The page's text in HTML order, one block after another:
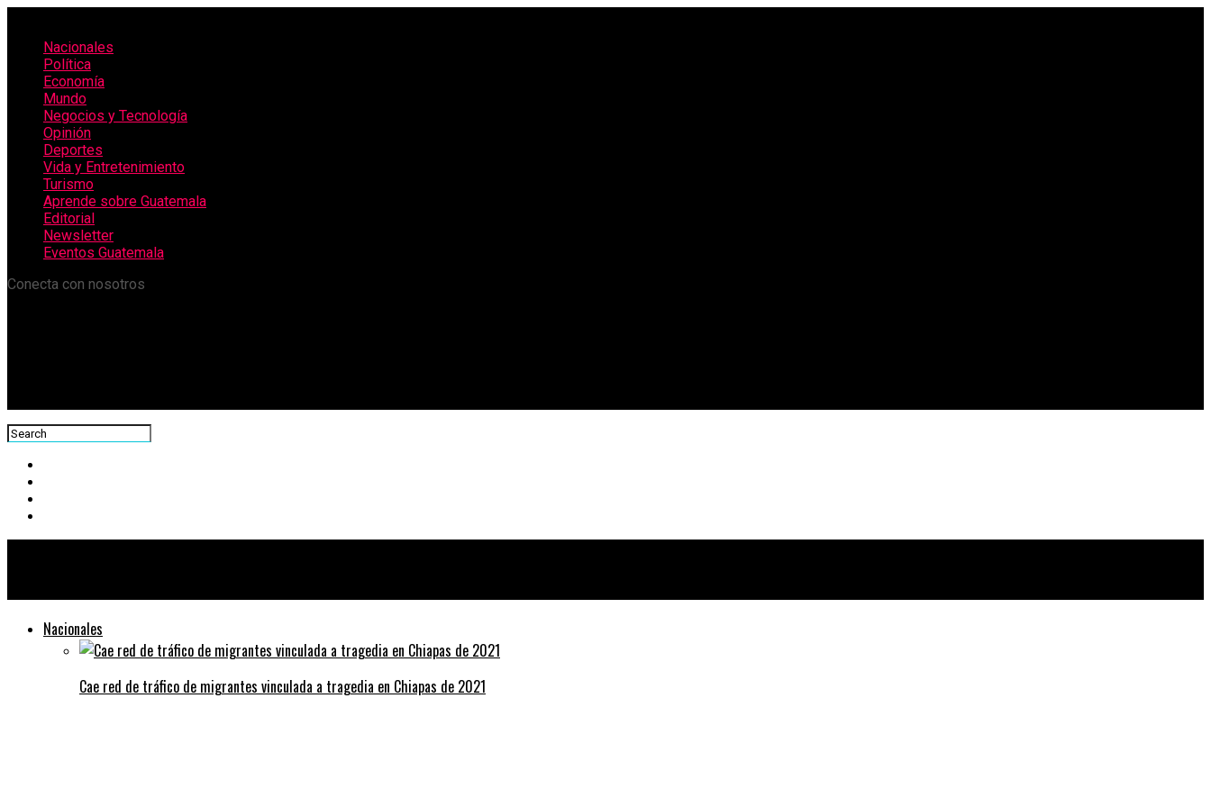
Nacionales
Política
Economía
Mundo
Negocios y Tecnología
Opinión
Deportes
Vida y Entretenimiento
Turismo
Aprende sobre Guatemala
Editorial
Newsletter
Eventos Guatemala
Conecta con nosotros
Nacionales
Cae red de tráfico de migrantes vinculada a tragedia en Chiapas de 2021